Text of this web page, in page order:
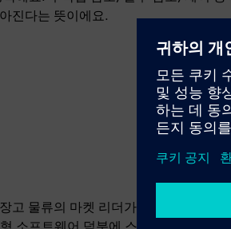
진다는 뜻이에요.
고 물류의 마켓 리더가 되면 전체 치